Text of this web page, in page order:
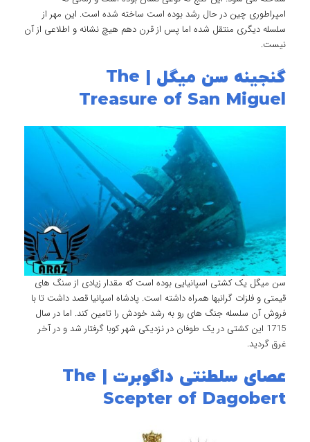
امپراطوری چین در حال رشد بوده است ساخته شده است. این مهر از
سلسله دیگری منتقل شده اما پس از قرن دهم هیچ نشانه و اطلاعی از آن
نیست.
گنجینه سن میگل | The
Treasure of San Miguel
سن میگل یک کشتی اسپانیایی بوده است که مقدار زیادی از سنگ های
قیمتی و فلزات گرانبها همراه داشته است. پادشاه اسپانیا قصد داشت تا با
فروش آن سلسله جنگ های رو به رشد خودش را تامین کند. اما در سال
1715 این کشتی در یک طوفان در نزدیکی شهر کوبا گرفتار شد و در آخر
غرق گردید.
عصای سلطنتی داگوبرت | The
Scepter of Dagobert